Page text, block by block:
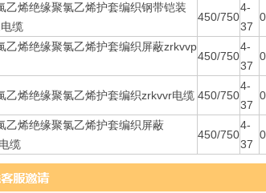
乙烯绝缘聚氯乙烯护套编织钢带铠装
缆
450/750
4-
37
乙烯绝缘聚氯乙烯护套编织屏蔽zrkvvp
450/750
4-
37
乙烯绝缘聚氯乙烯护套编织zrkvvr电缆 450/750
4-
37
乙烯绝缘聚氯乙烯护套编织屏蔽
缆
450/750
4-
37
套电缆 电力电缆 控制电缆 特种电缆本厂生产全